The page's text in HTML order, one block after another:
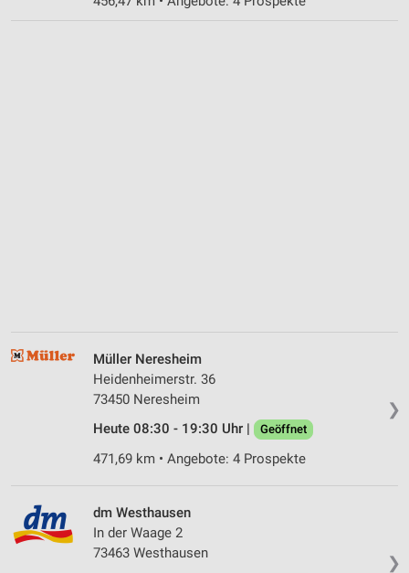
❯
Müller Neresheim
Heidenheimerstr. 36
73450 Neresheim
Heute 08:30 - 19:30 Uhr |
Geöffnet
471,69 km • Angebote: 4 Prospekte
❯
dm Westhausen
In der Waage 2
73463 Westhausen